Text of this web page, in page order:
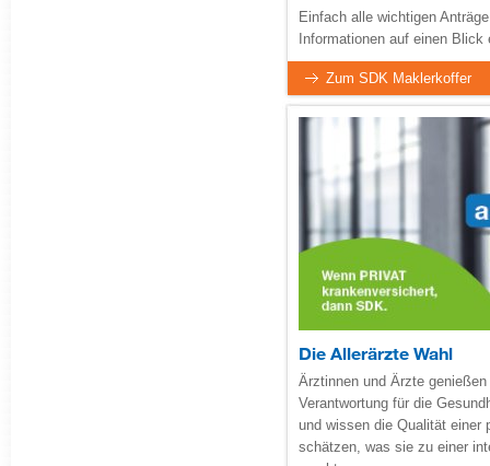
Einfach alle wichtigen
​​Informationen auf einen Blick
Zum SDK Maklerkoffer
Die Allerärzte Wahl
Ärztinnen und Ärzte
Verantwortung für die
und wissen die Qualität einer
schätzen, was sie zu einer